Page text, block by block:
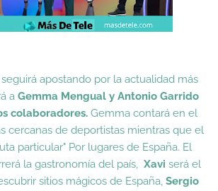
apostando por la actualidad más
a Gemma Mengual y Antonio Garrido
colaboradores. Gemma contará en el
cercanas de deportistas mientras que el
particular" Por lugares de España. El
la gastronomía del país, Xavi será el
sitios mágicos de España, Sergio